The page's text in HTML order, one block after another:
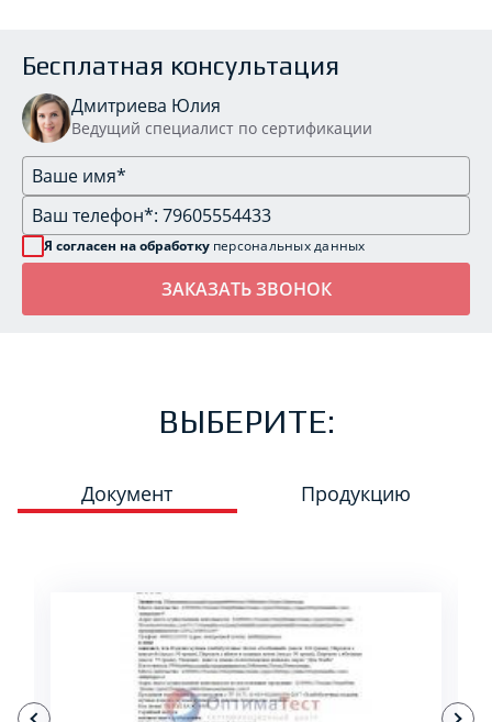
Бесплатная консультация
Дмитриева Юлия
Ведущий специалист по сертификации
Я согласен на обработку персональных данных
ВЫБЕРИТЕ:
Документ Продукцию